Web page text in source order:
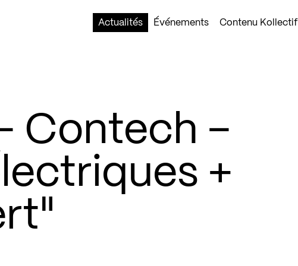
Actualités
Événements Contenu Kollectif
Contech –
+